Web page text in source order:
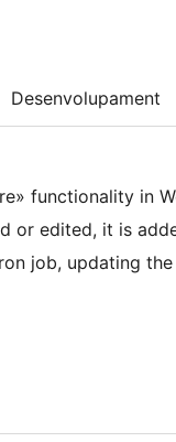
Desenvolupament
functionality in
or edited, it is
job, updating